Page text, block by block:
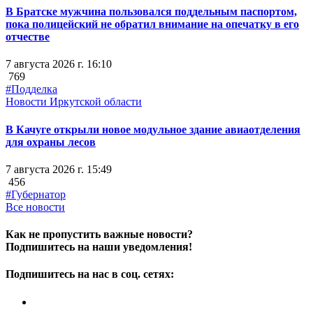
В Братске мужчина пользовался поддельным паспортом,
пока полицейский не обратил внимание на опечатку в его
отчестве
7 августа 2026 г. 16:10
769
#Подделка
Новости Иркутской области
В Качуге открыли новое модульное здание авиаотделения
для охраны лесов
7 августа 2026 г. 15:49
456
#Губернатор
Все новости
Как не пропустить важные новости?
Подпишитесь на наши уведомления!
Подпишитесь на нас в соц. сетях: